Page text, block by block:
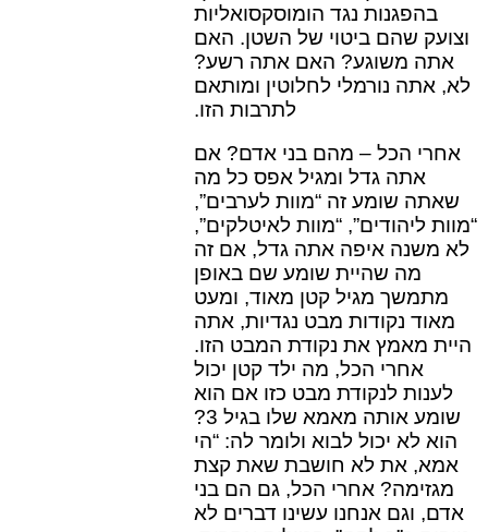
בהפגנות נגד הומוסקסואליות
וצועק שהם ביטוי של השטן. האם
אתה משוגע? האם אתה רשע?
לא, אתה נורמלי לחלוטין ומותאם
לתרבות הזו.
אחרי הכל – מהם בני אדם? אם
אתה גדל ומגיל אפס כל מה
שאתה שומע זה “מוות לערבים”,
“מוות ליהודים”, “מוות לאיטלקים”,
לא משנה איפה אתה גדל, אם זה
מה שהיית שומע שם באופן
מתמשך מגיל קטן מאוד, ומעט
מאוד נקודות מבט נגדיות, אתה
היית מאמץ את נקודת המבט הזו.
אחרי הכל, מה ילד קטן יכול
לענות לנקודת מבט כזו אם הוא
שומע אותה מאמא שלו בגיל 3?
הוא לא יכול לבוא ולומר לה: “הי
אמא, את לא חושבת שאת קצת
מגזימה? אחרי הכל, גם הם בני
אדם, וגם אנחנו עשינו דברים לא